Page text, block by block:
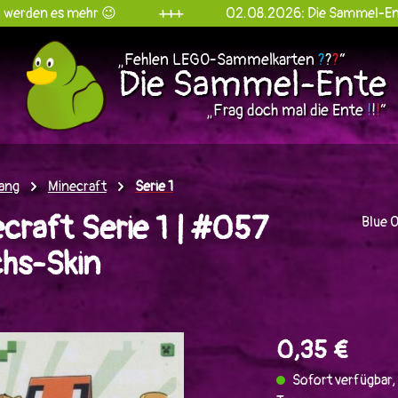
😉 +++ 02.08.2026: Die Sammel-Ente goes
„Fehlen LEGO-Sammelkarten ???“
Die Sammel-Ente
„Frag doch mal die Ente!!!“
Minecraft Serie 1
Serie 1 | #057
Skin
Blue
0,35 €
Sofort